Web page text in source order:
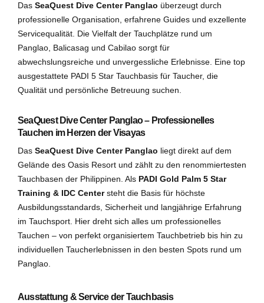
Das SeaQuest Dive Center Panglao überzeugt durch
professionelle Organisation, erfahrene Guides und exzellente
Servicequalität. Die Vielfalt der Tauchplätze rund um
Panglao, Balicasag und Cabilao sorgt für
abwechslungsreiche und unvergessliche Erlebnisse. Eine top
ausgestattete PADI 5 Star Tauchbasis für Taucher, die
Qualität und persönliche Betreuung suchen.
SeaQuest Dive Center Panglao – Professionelles
Tauchen im Herzen der Visayas
Das SeaQuest Dive Center Panglao liegt direkt auf dem
Gelände des Oasis Resort und zählt zu den renommiertesten
Tauchbasen der Philippinen. Als PADI Gold Palm 5 Star
Training & IDC Centersteht die Basis für höchste
Ausbildungsstandards, Sicherheit und langjährige Erfahrung
im Tauchsport. Hier dreht sich alles um professionelles
Tauchen – von perfekt organisiertem Tauchbetrieb bis hin zu
individuellen Taucherlebnissen in den besten Spots rund um
Panglao.
Ausstattung & Service der Tauchbasis